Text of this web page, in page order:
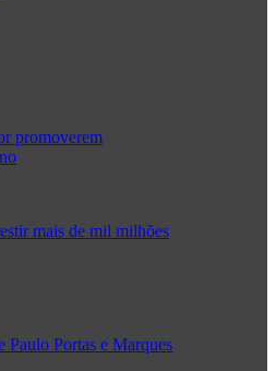
promoverem
mais de mil milhões
Paulo Portas e Marques